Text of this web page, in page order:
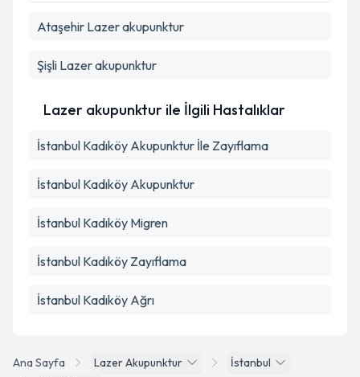
Ana Sayfa Lazer Akupunktur
İstanbul
Ataşehir Lazer akupunktur
Şişli Lazer akupunktur
Lazer akupunktur ile İlgili Hastalıklar
İstanbul Kadıköy Akupunktur İle Zayıflama
İstanbul Kadıköy Akupunktur
İstanbul Kadıköy Migren
İstanbul Kadıköy Zayıflama
İstanbul Kadıköy Ağrı